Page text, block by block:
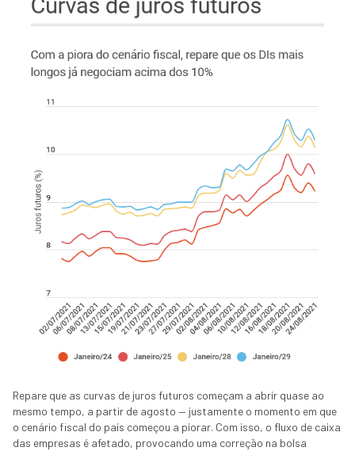
Repare que as curvas de juros futuros começam a abrir quase ao
mesmo tempo, a partir de agosto — justamente o momento em que
o cenário fiscal do país começou a piorar. Com isso, o fluxo de caixa
das empresas é afetado, provocando uma correção na bolsa